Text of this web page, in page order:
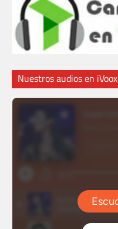
Nuestros audios en iVoox